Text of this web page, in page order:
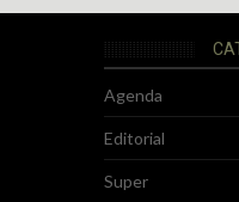
Agenda
Editorial
Super